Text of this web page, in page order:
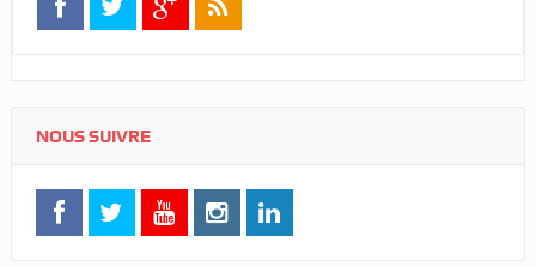
NOUS SUIVRE